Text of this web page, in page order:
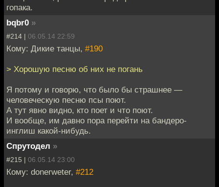
гопака.
bqbr0 »
#214 | 06.05.14 22:59
Кому: Дикие танцы, #190
> Хорошую песню об них не погань
Я потому и говорю, что было бы страшнее —
человеческую песню псы поют.
А тут явно видно, кто поет и что поют.
И вообще, им давно пора перейти на бандеро-
инглиш какой-нибудь.
Спрутодел »
#215 | 06.05.14 23:00
Кому: donerweter, #212